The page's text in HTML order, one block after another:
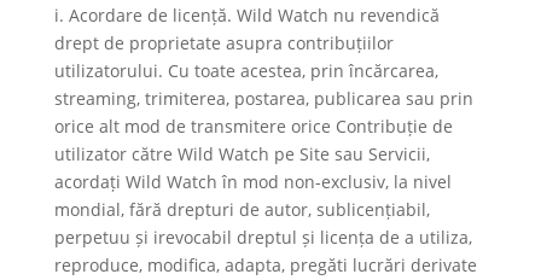
i. Acordare de licență. Wild Watch nu revendică
drept de proprietate asupra contribuțiilor
utilizatorului. Cu toate acestea, prin încărcarea,
streaming, trimiterea, postarea, publicarea sau prin
orice alt mod de transmitere orice Contribuție de
utilizator către Wild Watch pe Site sau Servicii,
acordați Wild Watch în mod non-exclusiv, la nivel
mondial, fără drepturi de autor, sublicențiabil,
perpetuu și irevocabil dreptul și licența de a utiliza,
reproduce, modifica, adapta, pregăti lucrări derivate